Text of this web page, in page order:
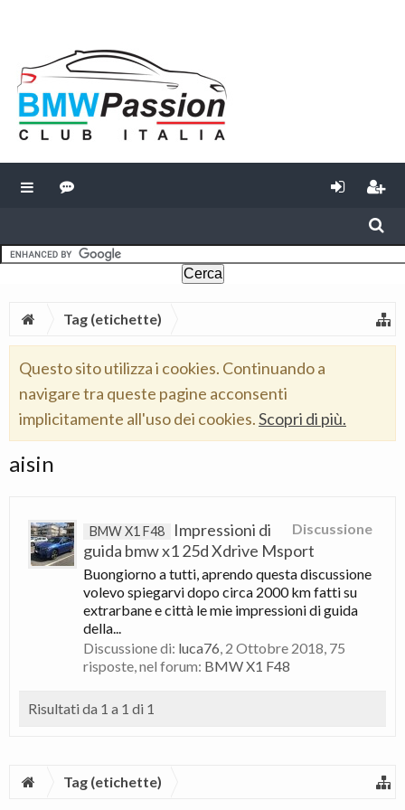
Tag (etichette)
Questo sito utilizza i cookies. Continuando a
navigare tra queste pagine acconsenti
implicitamente all'uso dei cookies.Scopri di più.
aisin
Discussione
BMW X1 F48
Impressioni di
guida bmw x1 25d Xdrive Msport
Buongiorno a tutti, aprendo questa discussione
volevo spiegarvi dopo circa 2000 km fatti su
extrarbane e città le mie impressioni di guida
della...
Discussione di: luca76, 2 Ottobre 2018, 75
risposte, nel forum: BMW X1 F48
Risultati da 1 a 1 di 1
Tag (etichette)